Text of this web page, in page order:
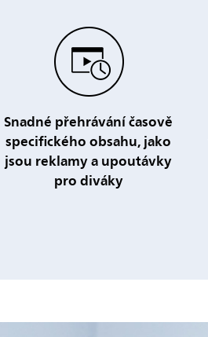
Snadné přehrávání časově
specifického obsahu, jako
jsou reklamy a upoutávky
pro diváky